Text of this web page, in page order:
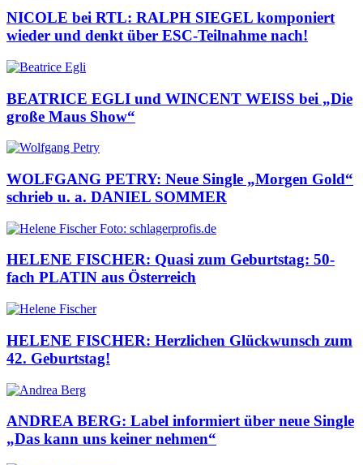
NICOLE bei RTL: RALPH SIEGEL komponiert
wieder und denkt über ESC-Teilnahme nach!
BEATRICE EGLI und WINCENT WEISS bei „Die
große Maus Show“
WOLFGANG PETRY: Neue Single „Morgen Gold“
schrieb u. a. DANIEL SOMMER
HELENE FISCHER: Quasi zum Geburtstag: 50-
fach PLATIN aus Österreich
HELENE FISCHER: Herzlichen Glückwunsch zum
42. Geburtstag!
ANDREA BERG: Label informiert über neue Single
„Das kann uns keiner nehmen“